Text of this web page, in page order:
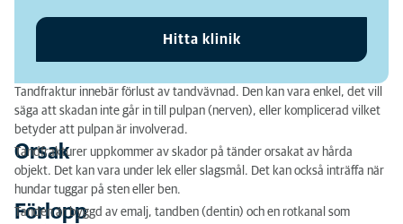
Hitta klinik
Tandfraktur innebär förlust av tandvävnad. Den kan vara enkel, det vill
säga att skadan inte går in till pulpan (nerven), eller komplicerad vilket
betyder att pulpan är involverad.
Orsak
Tandfrakturer uppkommer av skador på tänder orsakat av hårda
objekt. Det kan vara under lek eller slagsmål. Det kan också inträffa när
hundar tuggar på sten eller ben.
Förlopp
Tanden är byggd av emalj, tandben (dentin) och en rotkanal som